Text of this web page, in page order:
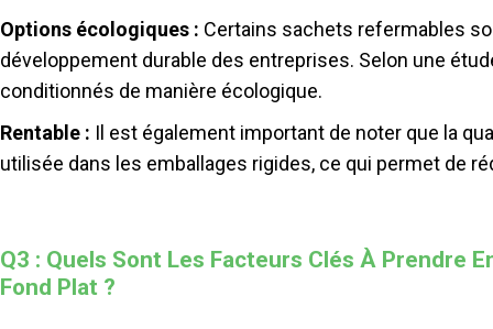
Options écologiques : Certains sachets refermables
développement durable des entreprises. Selon une
conditionnés de manière écologique.
Rentable : Il est également important de noter que la
utilisée dans les emballages rigides, ce qui permet de
Q3 : Quels Sont Les Facteurs Clés À Prendre
Fond Plat ?